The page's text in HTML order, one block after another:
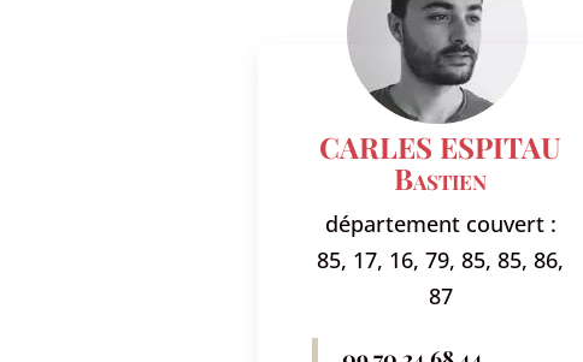
CARLES ESPITAU
Bastien
département couvert :
85, 17, 16, 79, 85, 85, 86,
87